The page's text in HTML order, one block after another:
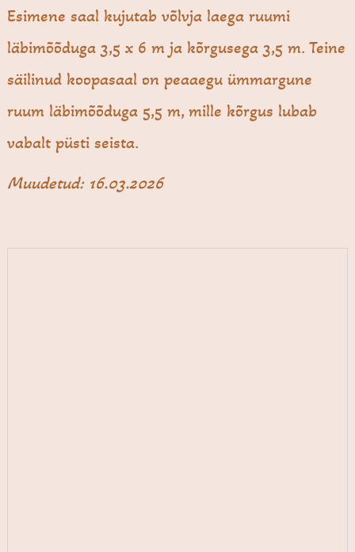
Esimene saal kujutab võlvja laega ruumi
läbimõõduga 3,5 x 6 m ja kõrgusega 3,5 m. Teine
säilinud koopasaal on peaaegu ümmargune
ruum läbimõõduga 5,5 m, mille kõrgus lubab
vabalt püsti seista.
Muudetud: 16.03.2026